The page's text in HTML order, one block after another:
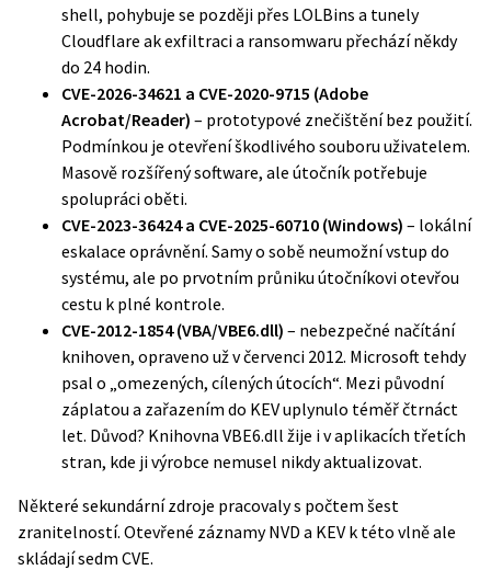
shell, pohybuje se později přes LOLBins a tunely
Cloudflare ak exfiltraci a ransomwaru přechází někdy
do 24 hodin.
CVE-2026-34621 a CVE-2020-9715 (Adobe
Acrobat/Reader) – prototypové znečištění bez použití.
Podmínkou je otevření škodlivého souboru uživatelem.
Masově rozšířený software, ale útočník potřebuje
spolupráci oběti.
CVE-2023-36424 a CVE-2025-60710 (Windows) – lokální
eskalace oprávnění. Samy o sobě neumožní vstup do
systému, ale po prvotním průniku útočníkovi otevřou
cestu k plné kontrole.
CVE-2012-1854 (VBA/VBE6.dll) – nebezpečné načítání
knihoven, opraveno už v červenci 2012. Microsoft tehdy
psal o „omezených, cílených útocích“. Mezi původní
záplatou a zařazením do KEV uplynulo téměř čtrnáct
let. Důvod? Knihovna VBE6.dll žije i v aplikacích třetích
stran, kde ji výrobce nemusel nikdy aktualizovat.
Některé sekundární zdroje pracovaly s počtem šest
zranitelností. Otevřené záznamy NVD a KEV k této vlně ale
skládají sedm CVE.